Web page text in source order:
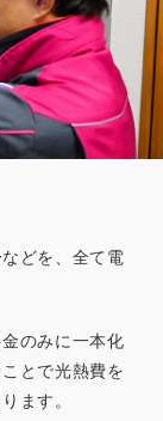
などを、全て電
のみに一本化
とで光熱費を
ます。